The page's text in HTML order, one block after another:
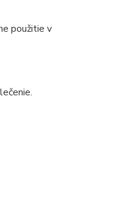
použitie v